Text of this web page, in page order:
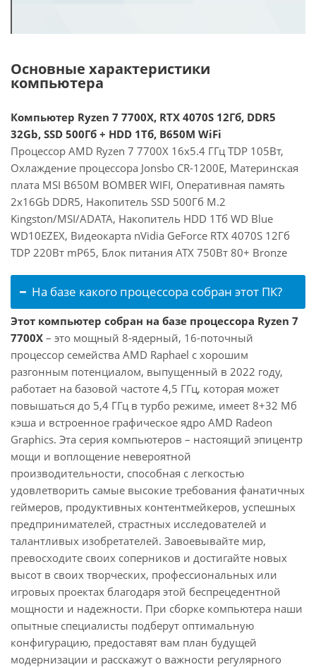
Основные характеристики
компьютера
Компьютер Ryzen 7 7700X, RTX 4070S 12Гб, DDR5
32Gb, SSD 500Гб + HDD 1Тб, B650M WiFi
Процессор AMD Ryzen 7 7700X 16x5.4 ГГц TDP 105Вт,
Охлаждение процессора Jonsbo CR-1200E, Материнская
плата MSI B650M BOMBER WIFI, Оперативная память
2x16Gb DDR5, Накопитель SSD 500Гб M.2
Kingston/MSI/ADATA, Накопитель HDD 1Тб WD Blue
WD10EZEX, Видеокарта nVidia GeForce RTX 4070S 12Гб
TDP 220Вт mP65, Блок питания ATX 750Вт 80+ Bronze
На базе какого процессора собран этот ПК?
Этот компьютер собран на базе процессора Ryzen 7
7700X – это мощный 8-ядерный, 16-поточный
процессор семейства AMD Raphael с хорошим
разгонным потенциалом, выпущенный в 2022 году,
работает на базовой частоте 4,5 ГГц, которая может
повышаться до 5,4 ГГц в турбо режиме, имеет 8+32 Мб
кэша и встроенное графическое ядро AMD Radeon
Graphics. Эта серия компьютеров – настоящий эпицентр
мощи и воплощение невероятной
производительности, способная с легкостью
удовлетворить самые высокие требования фанатичных
геймеров, продуктивных контентмейкеров, успешных
предпринимателей, страстных исследователей и
талантливых изобретателей. Завоевывайте мир,
превосходите своих соперников и достигайте новых
высот в своих творческих, профессиональных или
игровых проектах благодаря этой беспрецедентной
мощности и надежности. При сборке компьютера наши
опытные специалисты подберут оптимальную
конфигурацию, предоставят вам план будущей
модернизации и расскажут о важности регулярного